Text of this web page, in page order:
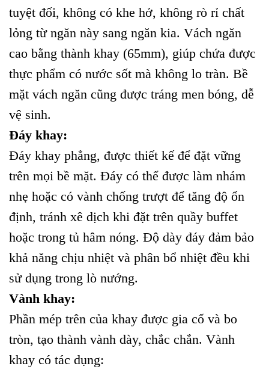
tuyệt đối, không có khe hở, không rò rỉ chất
lỏng từ ngăn này sang ngăn kia. Vách ngăn
cao bằng thành khay (65mm), giúp chứa được
thực phẩm có nước sốt mà không lo tràn. Bề
mặt vách ngăn cũng được tráng men bóng, dễ
vệ sinh.
Đáy khay:
Đáy khay phẳng, được thiết kế để đặt vững
trên mọi bề mặt. Đáy có thể được làm nhám
nhẹ hoặc có vành chống trượt để tăng độ ổn
định, tránh xê dịch khi đặt trên quầy buffet
hoặc trong tủ hâm nóng. Độ dày đáy đảm bảo
khả năng chịu nhiệt và phân bổ nhiệt đều khi
sử dụng trong lò nướng.
Vành khay:
Phần mép trên của khay được gia cố và bo
tròn, tạo thành vành dày, chắc chắn. Vành
khay có tác dụng: